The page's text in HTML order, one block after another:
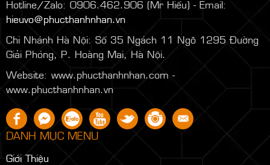
Hotline/Zalo: 0906.462.906 (Mr Hiếu) - Email:
hieuvo@phucthanhnhan.vn
Chi Nhánh Hà Nội: Số 35 Ngách 11 Ngõ 1295 Đường
Giải Phóng, P. Hoàng Mai, Hà Nội.
Website: www.phucthanhnhan.com -
www.phucthanhnhan.vn
DANH MỤC MENU
Giới Thiệu